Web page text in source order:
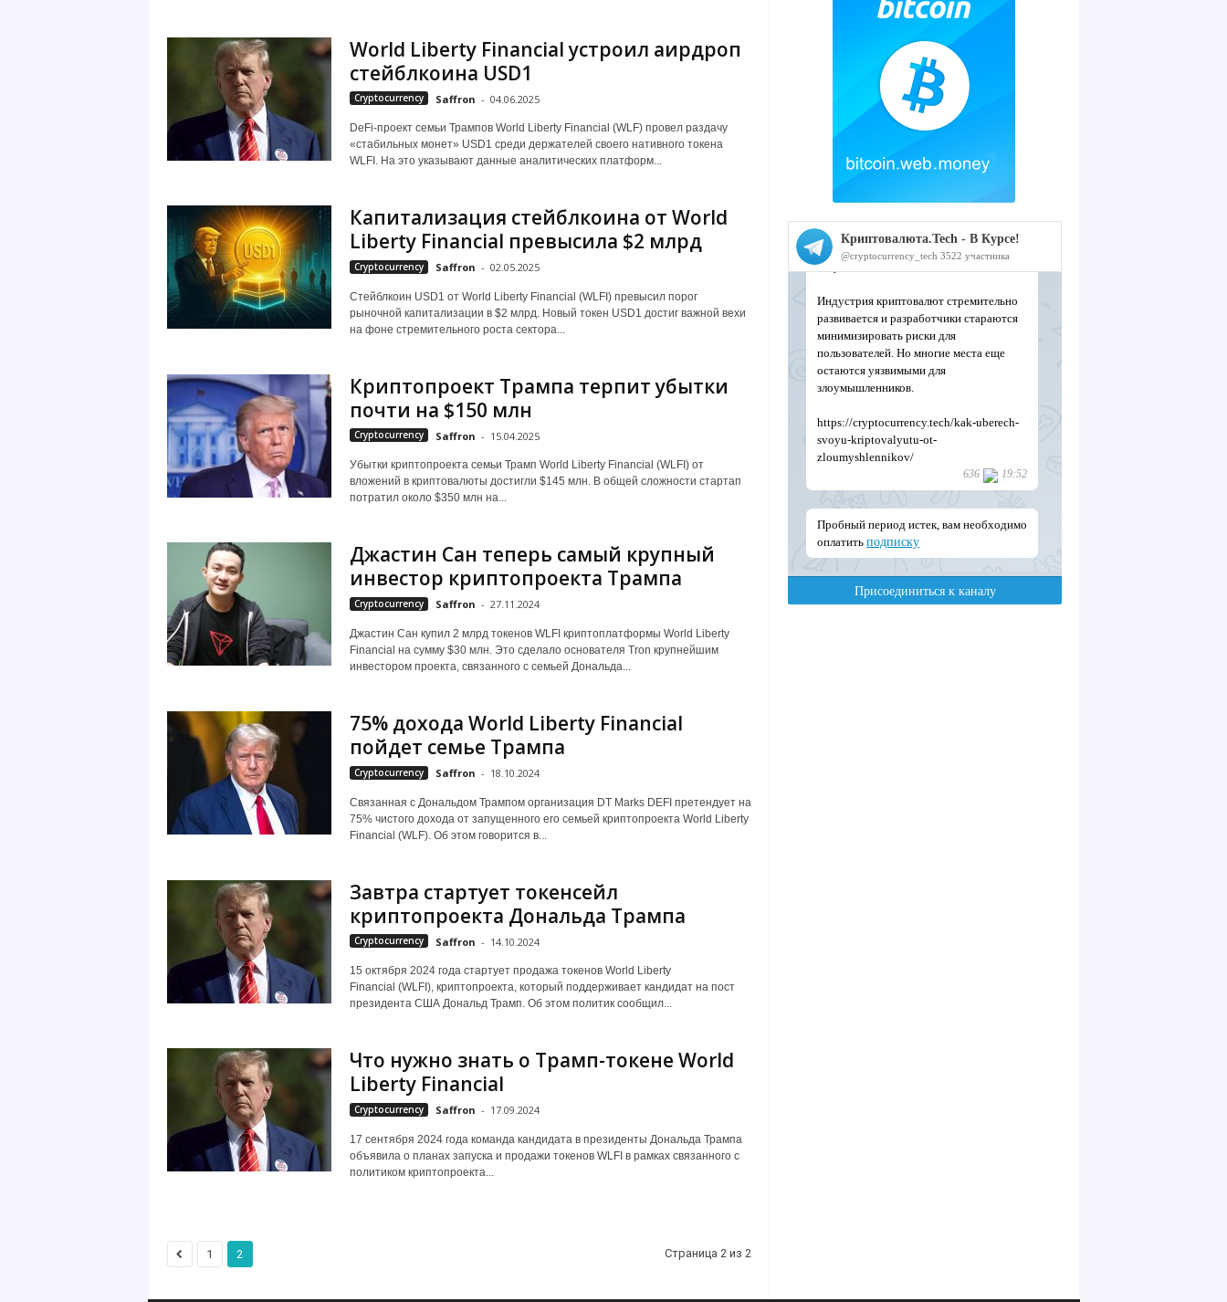
World Liberty Financial устроил аирдроп
стейблкоина USD1
Cryptocurrency Saffron - 04.06.2025
DeFi-проект семьи Трампов World Liberty Financial (WLF) провел раздачу
«стабильных монет» USD1 среди держателей своего нативного токена
WLFI. На это указывают данные аналитических платформ...
Капитализация стейблкоина от World
Liberty Financial превысила $2 млрд
Cryptocurrency Saffron - 02.05.2025
Стейблкоин USD1 от World Liberty Financial (WLFI) превысил порог
рыночной капитализации в $2 млрд. Новый токен USD1 достиг важной вехи
на фоне стремительного роста сектора...
Криптопроект Трампа терпит убытки
почти на $150 млн
Cryptocurrency Saffron - 15.04.2025
Убытки криптопроекта семьи Трамп World Liberty Financial (WLFI) от
вложений в криптовалюты достигли $145 млн. В общей сложности стартап
потратил около $350 млн на...
Джастин Сан теперь самый крупный
инвестор криптопроекта Трампа
Cryptocurrency Saffron - 27.11.2024
Джастин Сан купил 2 млрд токенов WLFI криптоплатформы World Liberty
Financial на сумму $30 млн. Это сделало основателя Tron крупнейшим
инвестором проекта, связанного с семьей Дональда...
75% дохода World Liberty Financial
пойдет семье Трампа
Cryptocurrency Saffron - 18.10.2024
Связанная с Дональдом Трампом организация DT Marks DEFI претендует на
75% чистого дохода от запущенного его семьей криптопроекта World Liberty
Financial (WLF). Об этом говорится в...
Завтра стартует токенсейл
криптопроекта Дональда Трампа
Cryptocurrency Saffron - 14.10.2024
15 октября 2024 года стартует продажа токенов World Liberty
Financial (WLFI), криптопроекта, который поддерживает кандидат на пост
президента США Дональд Трамп. Об этом политик сообщил...
Что нужно знать о Трамп-токене World
Liberty Financial
Cryptocurrency Saffron - 17.09.2024
17 сентября 2024 года команда кандидата в президенты Дональда Трампа
объявила о планах запуска и продажи токенов WLFI в рамках связанного с
политиком криптопроекта...
1 2 Страница 2 из 2